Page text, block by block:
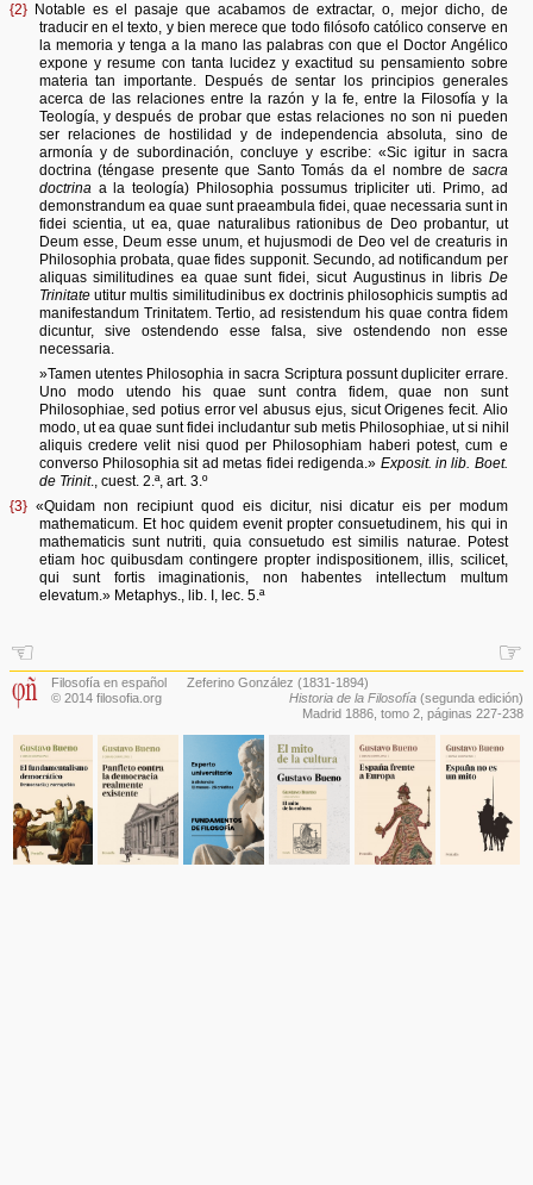
{2} Notable es el pasaje que acabamos de extractar, o, mejor dicho, de
traducir en el texto, y bien merece que todo filósofo católico conserve en
la memoria y tenga a la mano las palabras con que el Doctor Angélico
expone y resume con tanta lucidez y exactitud su pensamiento sobre
materia tan importante. Después de sentar los principios generales
acerca de las relaciones entre la razón y la fe, entre la Filosofía y la
Teología, y después de probar que estas relaciones no son ni pueden
ser relaciones de hostilidad y de independencia absoluta, sino de
armonía y de subordinación, concluye y escribe: «Sic igitur in sacra
doctrina (téngase presente que Santo Tomás da el nombre de sacra
doctrinaa la teología) Philosophia possumus tripliciter uti. Primo, ad
demonstrandum ea quae sunt praeambula fidei, quae necessaria sunt in
fidei scientia, ut ea, quae naturalibus rationibus de Deo probantur, ut
Deum esse, Deum esse unum, et hujusmodi de Deo vel de creaturis in
Philosophia probata, quae fides supponit. Secundo, ad notificandum per
aliquas similitudines ea quae sunt fidei, sicut Augustinus in libris De
Trinitateutitur multis similitudinibus ex doctrinis philosophicis sumptis ad
manifestandum Trinitatem. Tertio, ad resistendum his quae contra fidem
dicuntur, sive ostendendo esse falsa, sive ostendendo non esse
necessaria.
»Tamen utentes Philosophia in sacra Scriptura possunt dupliciter errare.
Uno modo utendo his quae sunt contra fidem, quae non sunt
Philosophiae, sed potius error vel abusus ejus, sicut Origenes fecit. Alio
modo, ut ea quae sunt fidei includantur sub metis Philosophiae, ut si nihil
aliquis credere velit nisi quod per Philosophiam haberi potest, cum e
converso Philosophia sit ad metas fidei redigenda.» Exposit. in lib. Boet.
de Trinit., cuest. 2.ª, art. 3.º
{3} «Quidam non recipiunt quod eis dicitur, nisi dicatur eis per modum
mathematicum. Et hoc quidem evenit propter consuetudinem, his qui in
mathematicis sunt nutriti, quia consuetudo est similis naturae. Potest
etiam hoc quibusdam contingere propter indispositionem, illis, scilicet,
qui sunt fortis imaginationis, non habentes intellectum multum
elevatum.» Metaphys., lib. I, lec. 5.ª
☜ ☞
Filosofía en español
© 2014 filosofia.org
Zeferino González (1831-1894)
Historia de la Filosofía(segunda edición)
Madrid 1886, tomo 2, páginas 227-238